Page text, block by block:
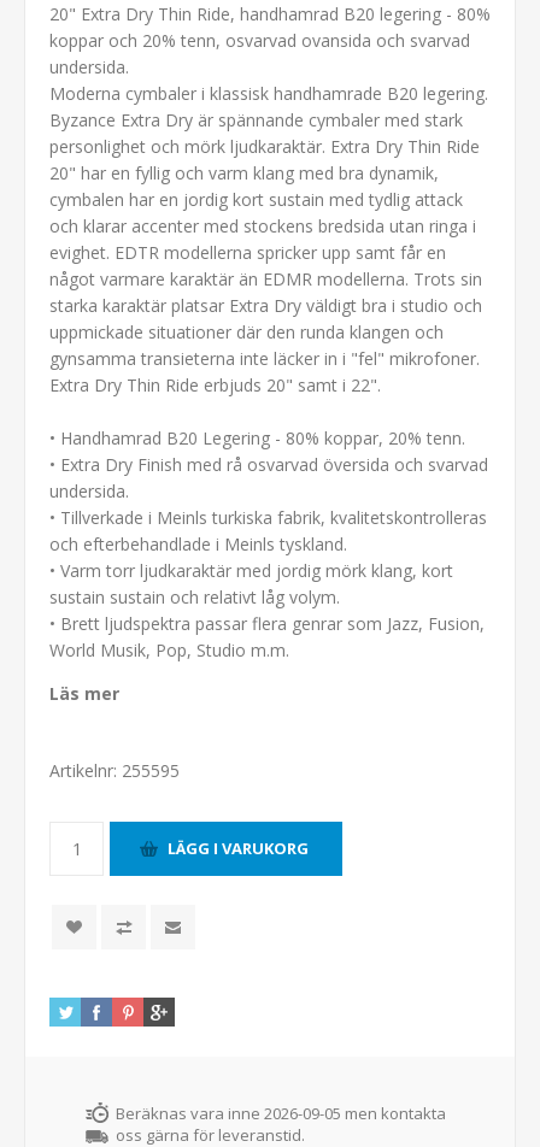
20" Extra Dry Thin Ride, handhamrad B20 legering - 80%
koppar och 20% tenn, osvarvad ovansida och svarvad
undersida.
Moderna cymbaler i klassisk handhamrade B20 legering.
Byzance Extra Dry är spännande cymbaler med stark
personlighet och mörk ljudkaraktär. Extra Dry Thin Ride
20" har en fyllig och varm klang med bra dynamik,
cymbalen har en jordig kort sustain med tydlig attack
och klarar accenter med stockens bredsida utan ringa i
evighet. EDTR modellerna spricker upp samt får en
något varmare karaktär än EDMR modellerna. Trots sin
starka karaktär platsar Extra Dry väldigt bra i studio och
uppmickade situationer där den runda klangen och
gynsamma transieterna inte läcker in i "fel" mikrofoner.
Extra Dry Thin Ride erbjuds 20" samt i 22".
• Handhamrad B20 Legering - 80% koppar, 20% tenn.
• Extra Dry Finish med rå osvarvad översida och svarvad
undersida.
• Tillverkade i Meinls turkiska fabrik, kvalitetskontrolleras
och efterbehandlade i Meinls tyskland.
• Varm torr ljudkaraktär med jordig mörk klang, kort
sustain sustain och relativt låg volym.
• Brett ljudspektra passar flera genrar som Jazz, Fusion,
World Musik, Pop, Studio m.m.
Läs mer
Artikelnr: 255595
Beräknas vara inne 2026-09-05 men kontakta
oss gärna för leveranstid.